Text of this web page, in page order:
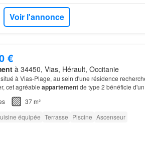
Voir l'annonce
€
à 34450, Vias, Hérault, Occitanie
à Vias-Plage, au sein d'une résidence
cet agréable appartementde type 2 bénéficie
principale, un pied-à-terre en bord de…
37 m²
équipée Terrasse Piscine Ascenseur